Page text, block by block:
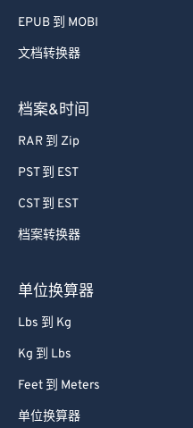
EPUB 到 MOBI
文档转换器
档案&时间
RAR 到 Zip
PST 到 EST
CST 到 EST
档案转换器
单位换算器
Lbs 到 Kg
Kg 到 Lbs
Feet 到 Meters
单位换算器